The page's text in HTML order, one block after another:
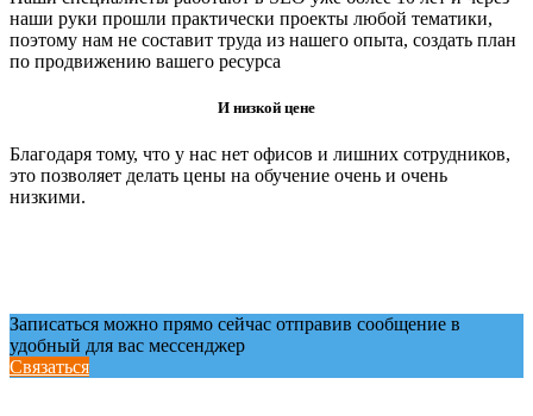
наши руки прошли практически проекты любой тематики,
поэтому нам не составит труда из нашего опыта, создать план
по продвижению вашего ресурса
И низкой цене
Благодаря тому, что у нас нет офисов и лишних сотрудников,
это позволяет делать цены на обучение очень и очень
низкими.
Записаться можно прямо сейчас отправив сообщение в
удобный для вас мессенджер
Связаться